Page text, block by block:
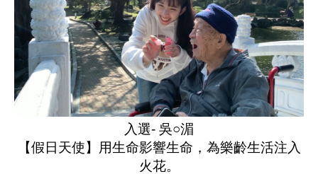
入選- 吳○湄
【假日天使】用生命影響生命，為樂齡生活注入
火花。